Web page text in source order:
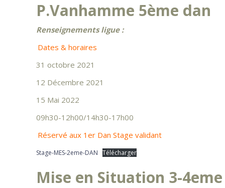
P.Vanhamme 5ème dan
Renseignements ligue :
Dates & horaires
31 octobre 2021
12 Décembre 2021
15 Mai 2022
09h30-12h00/14h30-17h00
Réservé aux 1er Dan Stage validant
Stage-MES-2eme-DAN Télécharger
Mise en Situation 3-